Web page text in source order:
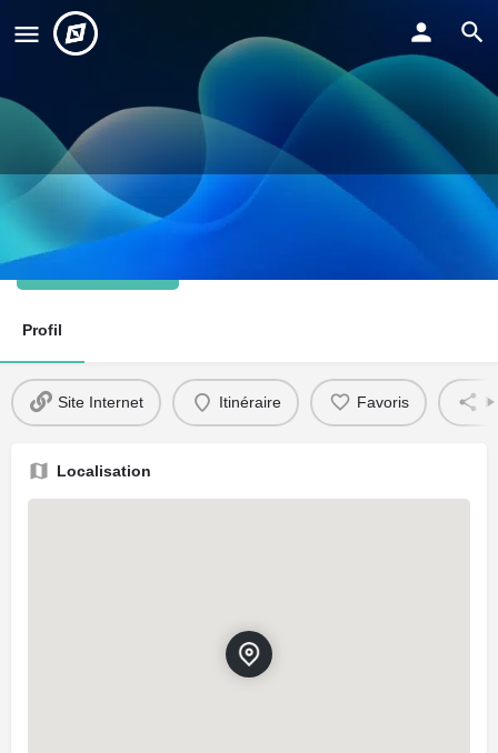
Lokaly
Profil
Site Internet Itinéraire Favoris
Localisation